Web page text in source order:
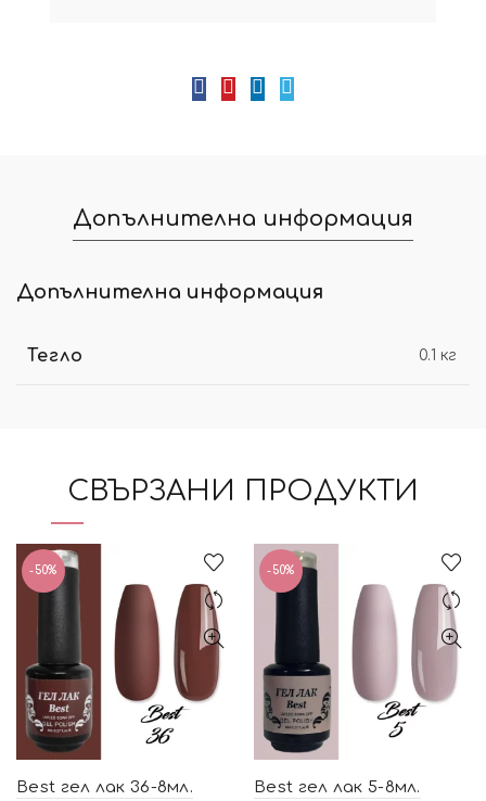
Допълнителна информация
Допълнителна информация
Тегло 0.1 кг
СВЪРЗАНИ ПРОДУКТИ
-50%
Best гел лак 36-8мл.
-50%
Best гел лак 5-8мл.